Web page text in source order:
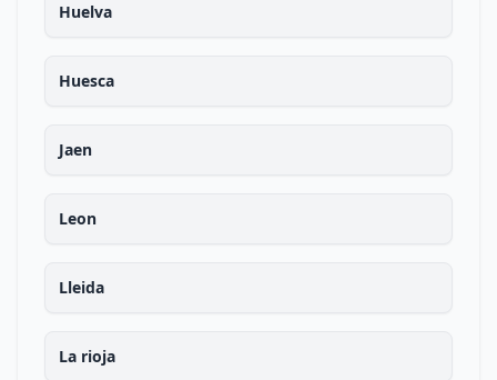
Huelva
Huesca
Jaen
Leon
Lleida
La rioja